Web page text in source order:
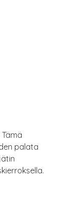
palata